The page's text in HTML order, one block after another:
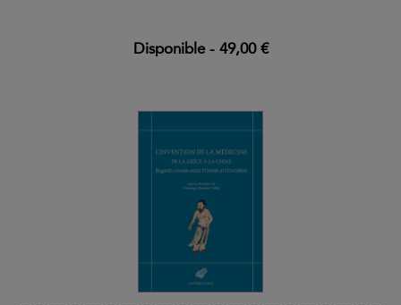
Disponible- 49,00 €